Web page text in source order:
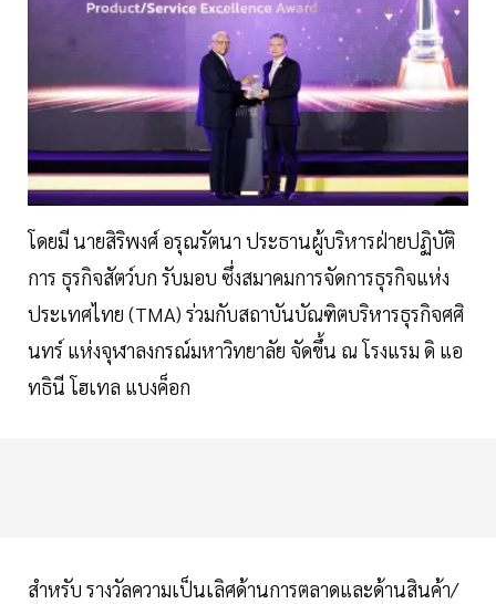
โดยมี นายสิริพงศ์ อรุณรัตนา ประธานผู้บริหารฝ่ายปฏิบัติ
การ ธุรกิจสัตว์บก รับมอบ ซึ่งสมาคมการจัดการธุรกิจแห่ง
ประเทศไทย (TMA) ร่วมกับสถาบันบัณฑิตบริหารธุรกิจศศิ
นทร์ แห่งจุฬาลงกรณ์มหาวิทยาลัย จัดขึ้น ณ โรงแรม ดิ แอ
ทธินี โฮเทล แบงค็อก
สำหรับ รางวัลความเป็นเลิศด้านการตลาดและด้านสินค้า/